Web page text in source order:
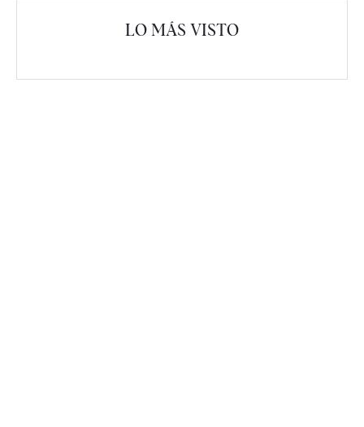
LO MÁS VISTO